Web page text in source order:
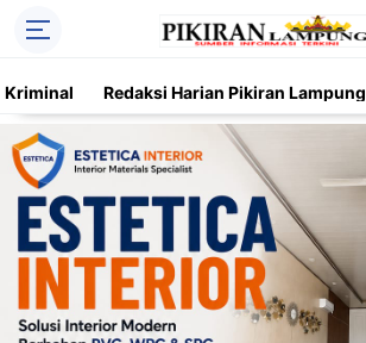
Kriminal Redaksi Harian Pikiran Lampung
Trending Kriminal